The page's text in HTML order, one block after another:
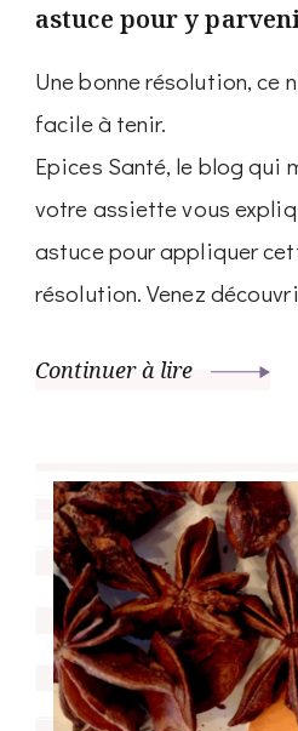
astuce pour y
Une bonne résolution, ce
facile à tenir.
Epices Santé, le blog qui
votre assiette vous
astuce pour appliquer
résolution. Venez
Continuer à lire